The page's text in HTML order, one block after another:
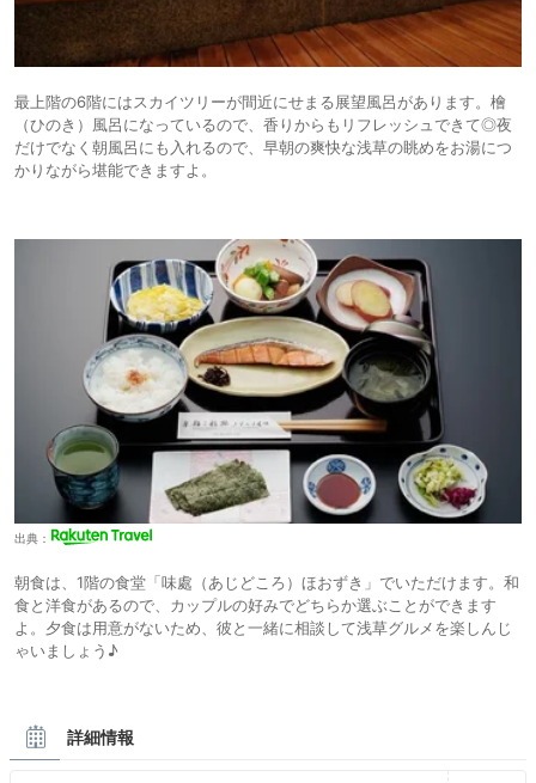
最上階の6階にはスカイツリーが間近にせまる展望風呂があります。檜
（ひのき）風呂になっているので、香りからもリフレッシュできて◎夜
だけでなく朝風呂にも入れるので、早朝の爽快な浅草の眺めをお湯につ
かりながら堪能できますよ。
出典：
朝食は、1階の食堂「味處（あじどころ）ほおずき」でいただけます。和
食と洋食があるので、カップルの好みでどちらか選ぶことができます
よ。夕食は用意がないため、彼と一緒に相談して浅草グルメを楽しんじ
ゃいましょう♪
詳細情報